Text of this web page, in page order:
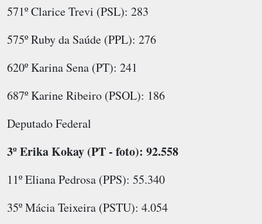
571º Clarice Trevi (PSL): 283
575º Ruby da Saúde (PPL): 276
620º Karina Sena (PT): 241
687º Karine Ribeiro (PSOL): 186
Deputado Federal
3º Erika Kokay (PT - foto): 92.558
11º Eliana Pedrosa (PPS): 55.340
35º Mácia Teixeira (PSTU): 4.054